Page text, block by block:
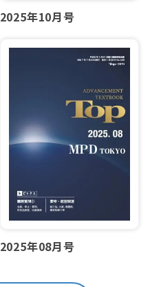
2025年10月号
2025年08月号